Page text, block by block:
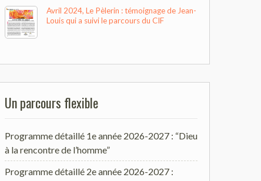
Avril 2024, Le Pèlerin : témoignage de Jean-
Louis qui a suivi le parcours du CIF
Un parcours flexible
Programme détaillé 1e année 2026-2027 : “Dieu
à la rencontre de l’homme”
Programme détaillé 2e année 2026-2027 :